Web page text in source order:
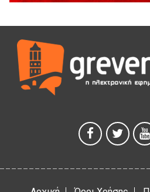
Γρεβενά: Συνελήφθη 18χρονος
εξοπλισμού γυμναστηρίου
5 Αυγούστου 2026
ΑΗ ΛΑΟΣ | 5 Αυγούστου | Υπαίθριο
Γρεβενά
5 Αυγούστου 2026
5 Αυγούστου 2026